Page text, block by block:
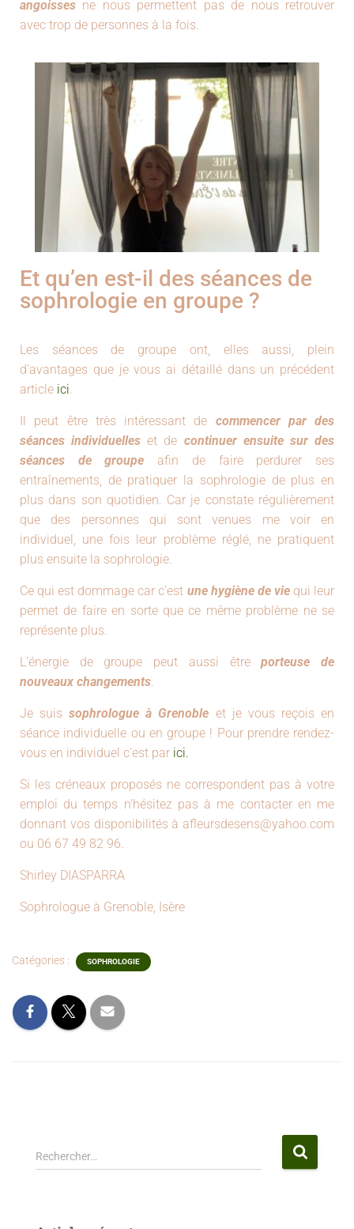
angoisses ne nous permettent pas de nous retrouver
avec trop de personnes à la fois.
Et qu’en est-il des séances de
sophrologie en groupe ?
Les séances de groupe ont, elles aussi, plein
d’avantages que je vous ai détaillé dans un précédent
article ici.
Il peut être très intéressant de commencer par des
séances individuelles et de continuer ensuite sur des
séances de groupe afin de faire perdurer ses
entraînements, de pratiquer la sophrologie de plus en
plus dans son quotidien. Car je constate régulièrement
que des personnes qui sont venues me voir en
individuel, une fois leur problème réglé, ne pratiquent
plus ensuite la sophrologie.
Ce qui est dommage car c’est une hygiène de vie qui leur
permet de faire en sorte que ce même problème ne se
représente plus.
L’énergie de groupe peut aussi êtreporteuse de
nouveaux changements.
Je suissophrologue à Grenoble et je vous reçois en
séance individuelle ou en groupe ! Pour prendre rendez-
vous en individuel c’est par ici.
Si les créneaux proposés ne correspondent pas à votre
emploi du temps n’hésitez pas à me contacter en me
donnant vos disponibilités à afleursdesens@yahoo.com
ou 06 67 49 82 96.
Shirley DIASPARRA
Sophrologue à Grenoble, Isère
Catégories : SOPHROLOGIE
Rechercher…